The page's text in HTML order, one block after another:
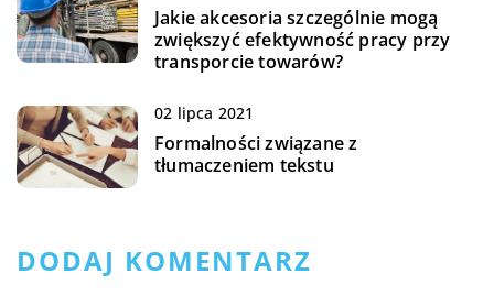
Jakie akcesoria szczególnie mogą
zwiększyć efektywność pracy przy
transporcie towarów?
02 lipca 2021
Formalności związane z
tłumaczeniem tekstu
DODAJ KOMENTARZ